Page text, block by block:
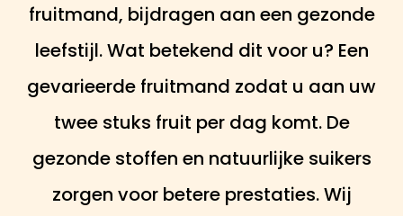
fruitmand, bijdragen aan een gezonde
leefstijl. Wat betekend dit voor u? Een
gevarieerde fruitmand zodat u aan uw
twee stuks fruit per dag komt. De
gezonde stoffen en natuurlijke suikers
zorgen voor betere prestaties. Wij